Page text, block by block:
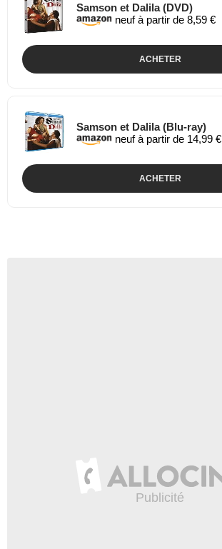
Samson et Dalila (DVD)
neuf à partir de 8,59 €
ACHETER
Samson et Dalila (Blu-ray)
neuf à partir de 14,99 €
ACHETER